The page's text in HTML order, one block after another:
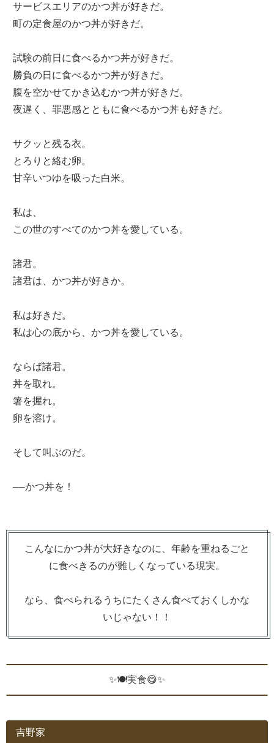
サービスエリアのかつ丼が好きだ。
町の定食屋のかつ丼が好きだ。
試験の前日に食べるかつ丼が好きだ。
勝負の日に食べるかつ丼が好きだ。
腹を空かせてかき込むかつ丼が好きだ。
夜遅く、罪悪感とともに食べるかつ丼も好きだ。
サクッと残る衣。
とろりと絡む卵。
甘辛いつゆを吸った白米。
私は、
この世のすべてのかつ丼を愛している。
諸君。
諸君は、かつ丼が好きか。
私は好きだ。
私は心の底から、かつ丼を愛している。
ならば諸君。
丼を取れ。
箸を握れ。
卵を溶け。
そして叫ぶのだ。
――かつ丼を！
こんなにかつ丼が大好きなのに、年齢を重ねるごと
に食べきるのが難しくなっている現実。
なら、食べられるうちにたくさん食べておくしかな
いじゃない！！
✨🍽️実食😋✨
吉野家